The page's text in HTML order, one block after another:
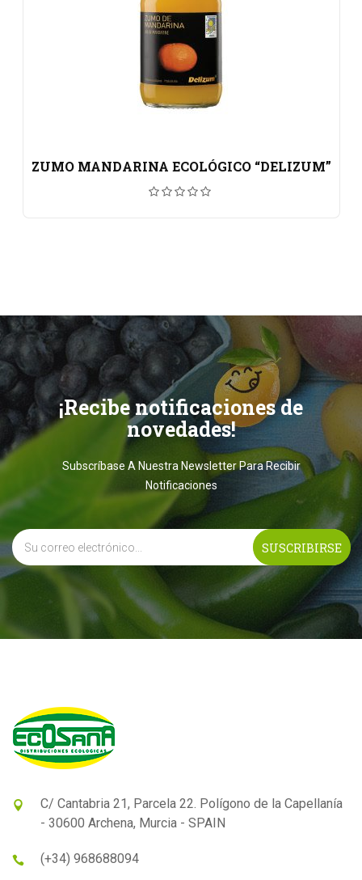
ZUMO MANDARINA ECOLÓGICO “DELIZUM”
¡Recibe notificaciones de
novedades!
Subscríbase A Nuestra Newsletter Para Recibir
Notificaciones
C/ Cantabria 21, Parcela 22. Polígono de la Capellanía
- 30600 Archena, Murcia - SPAIN
(+34) 968688094